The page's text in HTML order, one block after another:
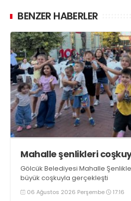
BENZER HABERLER
Mahalle şenlikleri
Gölcük Belediyesi Mahalle
büyük coşkuyla gerçekleşti
06 Ağustos 2026 Perşembe 17:16